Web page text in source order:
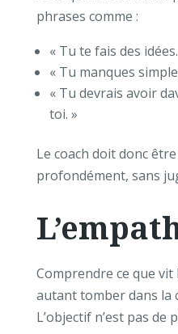
phrases comme :
« Tu te fais des
« Tu manques
« Tu devrais avoir
toi. »
Le coach doit donc
profondément, sans
Comprendre ce que
autant tomber dans la
L’objectif n’est pas de